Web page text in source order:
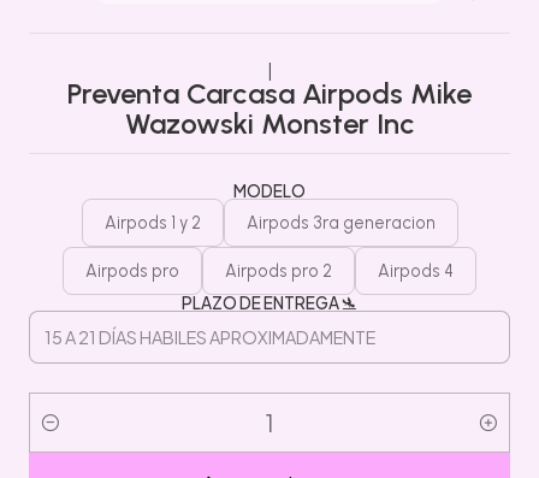
Preventa Carcasa Airpods Mike
Wazowski Monster Inc
MODELO
Airpods 1 y 2 Airpods 3ra generacion
Airpods pro Airpods pro 2 Airpods 4
PLAZO DE ENTREGA 🛬
Cantidad